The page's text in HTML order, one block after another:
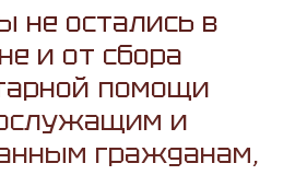
не остались в
и от сбора
помощи
и
гражданам,